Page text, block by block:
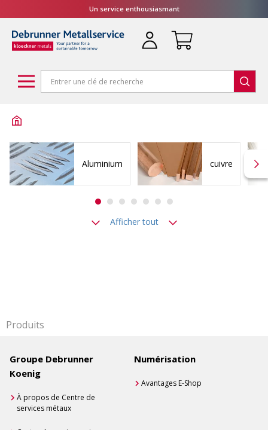
Un service enthousiasmant
Aluminium cuivre
Afficher tout
Produits
Groupe Debrunner
Koenig
À propos de Centre de
services métaux
Numérisation
Avantages E-Shop